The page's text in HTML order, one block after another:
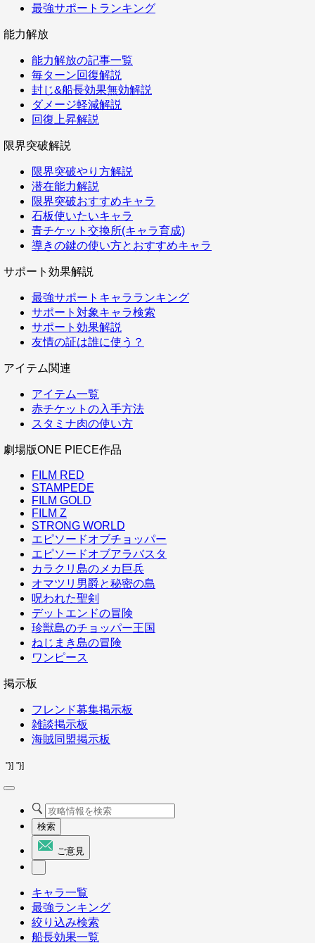
最強サポートランキング
能力解放
能力解放の記事一覧
毎ターン回復解説
封じ&船長効果無効解説
ダメージ軽減解説
回復上昇解説
限界突破解説
限界突破やり方解説
潜在能力解説
限界突破おすすめキャラ
石板使いたいキャラ
青チケット交換所(キャラ育成)
導きの鍵の使い方とおすすめキャラ
サポート効果解説
最強サポートキャラランキング
サポート対象キャラ検索
サポート効果解説
友情の証は誰に使う？
アイテム関連
アイテム一覧
赤チケットの入手方法
スタミナ肉の使い方
劇場版ONE PIECE作品
FILM RED
STAMPEDE
FILM GOLD
FILM Z
STRONG WORLD
エピソードオブチョッパー
エピソードオブアラバスタ
カラクリ島のメカ巨兵
オマツリ男爵と秘密の島
呪われた聖剣
デットエンドの冒険
珍獣島のチョッパー王国
ねじまき島の冒険
ワンピース
掲示板
フレンド募集掲示板
雑談掲示板
海賊同盟掲示板
"}] "}]
検索
ご意見
キャラ一覧
最強ランキング
絞り込み検索
船長効果一覧